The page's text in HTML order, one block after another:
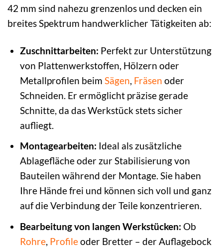
42 mm sind nahezu grenzenlos und decken ein
breites Spektrum handwerklicher Tätigkeiten ab:
Zuschnittarbeiten: Perfekt zur Unterstützung
von Plattenwerkstoffen, Hölzern oder
Metallprofilen beim Sägen, Fräsen oder
Schneiden. Er ermöglicht präzise gerade
Schnitte, da das Werkstück stets sicher
aufliegt.
Montagearbeiten: Ideal als zusätzliche
Ablagefläche oder zur Stabilisierung von
Bauteilen während der Montage. Sie haben
Ihre Hände frei und können sich voll und ganz
auf die Verbindung der Teile konzentrieren.
Bearbeitung von langen Werkstücken: Ob
Rohre, Profileoder Bretter – der Auflagebock